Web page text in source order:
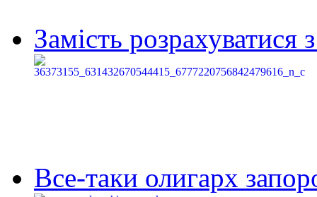
Замість
Все-таки олигарх